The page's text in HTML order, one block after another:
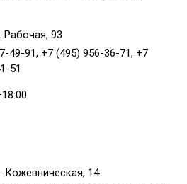
Рабочая, 93
49-91, +7 (495) 956-36-71, +7
51
Кожевническая, 14